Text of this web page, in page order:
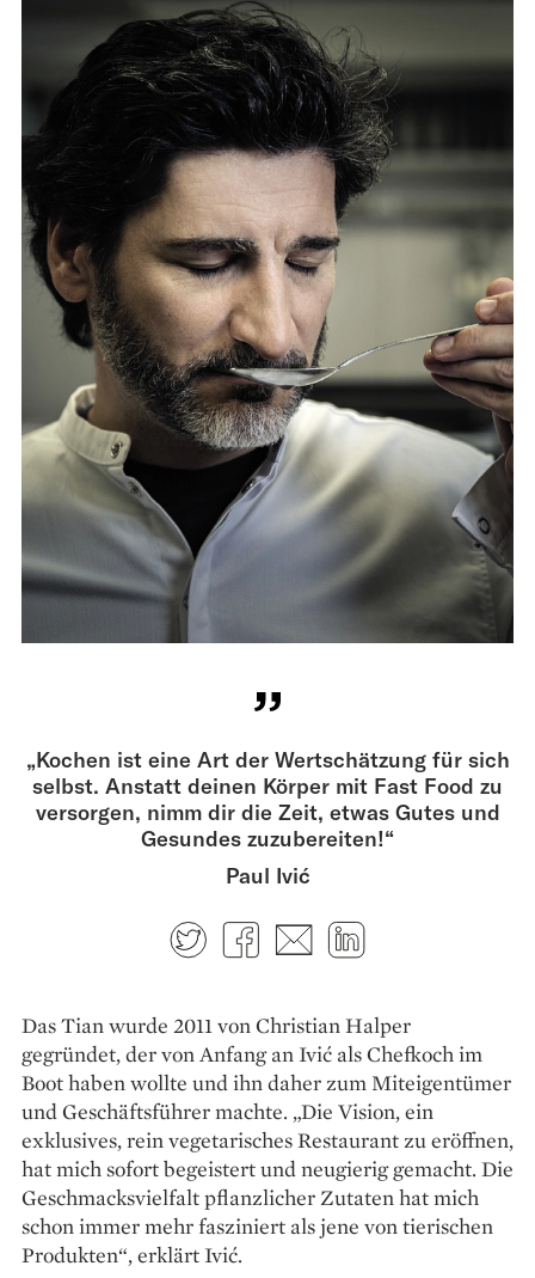
„Kochen ist eine Art der Wertschätzung für sich
selbst. Anstatt deinen Körper mit Fast Food zu
versorgen, nimm dir die Zeit, etwas Gutes und
Gesundes zuzubereiten!“
Paul Ivić
TwitterFacebook
E-mail
Das Tian wurde 2011 von Christian Halper
gegründet, der von Anfang an Ivić als Chefkoch im
Boot haben wollte und ihn daher zum Miteigentümer
und Geschäftsführer machte. „Die Vision, ein
exklusives, rein vegetarisches Restaurant zu eröffnen,
hat mich sofort begeistert und neugierig gemacht. Die
Geschmacksvielfalt pflanzlicher Zutaten hat mich
schon immer mehr fasziniert als jene von tierischen
Produkten“, erklärt Ivić.